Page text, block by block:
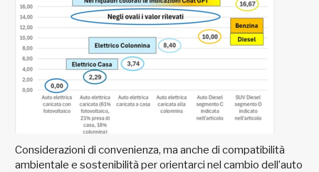
Considerazioni di convenienza, ma anche di compatibilità
ambientale e sostenibilità per orientarci nel cambio dell’auto